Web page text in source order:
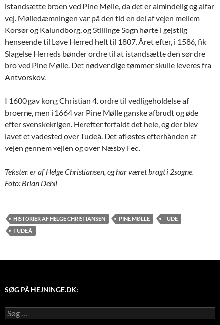
istandsætte broen ved Pine Mølle, da det er almindelig og alfar
vej. Mølledæmningen var på den tid en del af vejen mellem
Korsør og Kalundborg, og Stillinge Sogn hørte i gejstlig
henseende til Løve Herred helt til 1807. Året efter, i 1586, fik
Slagelse Herreds bønder ordre til at istandsætte den søndre
bro ved Pine Mølle. Det nødvendige tømmer skulle leveres fra
Antvorskov.
I 1600 gav kong Christian 4. ordre til vedligeholdelse af
broerne, men i 1664 var Pine Mølle ganske afbrudt og øde
efter svenskekrigen. Herefter forfaldt det hele, og der blev
lavet et vadested over Tudeå. Det afløstes efterhånden af
vejen gennem vejlen og over Næsby Fed.
Teksten er af Helge Christiansen, og har været bragt i 2sogne.
Foto: Brian Dehli
HISTORIER AF HELGE CHRISTIANSEN PINE MØLLE
TUDE
TUDE Å
SØG PÅ HEJNINGE.DK:
Søg
efter: